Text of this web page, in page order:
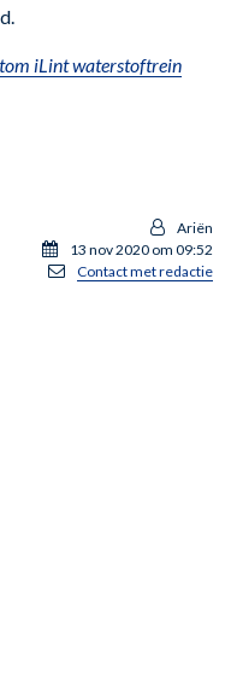
iLint waterstoftrein
Ariën
13 nov 2020 om 09:52
Contact met redactie